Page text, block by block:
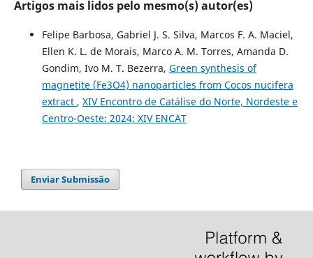
Artigos mais lidos pelo mesmo(s) autor(es)
Felipe Barbosa, Gabriel J. S. Silva, Marcos F. A. Maciel,
Ellen K. L. de Morais, Marco A. M. Torres, Amanda D.
Gondim, Ivo M. T. Bezerra, Green synthesis of
magnetite (Fe3O4) nanoparticles from Cocos nucifera
extract , XIV Encontro de Catálise do Norte, Nordeste e
Centro-Oeste: 2024: XIV ENCAT
Enviar Submissão